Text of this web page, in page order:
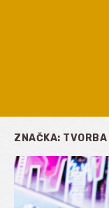
ZNAČKA: TVORBA